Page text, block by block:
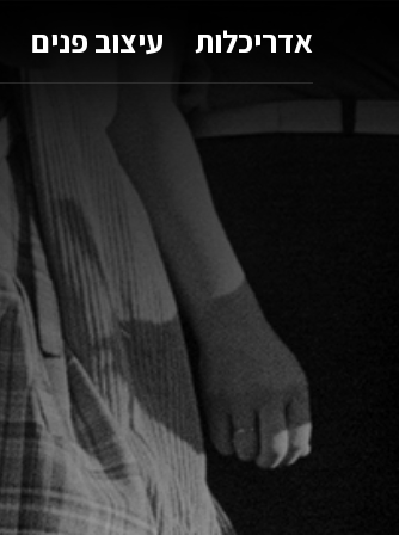
אדריכלות עיצוב פנים